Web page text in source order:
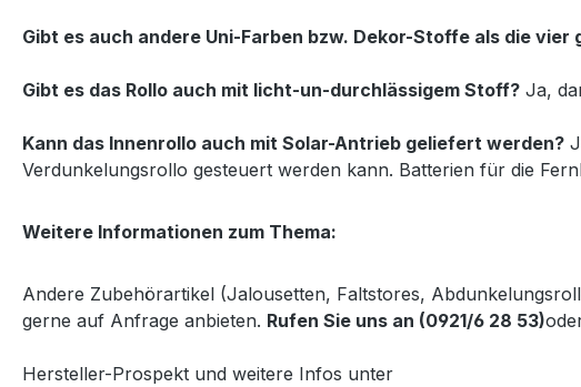
Gibt es auch andere Uni-Farben bzw. Dekor-Stoffe als die vier
Gibt es das Rollo auch mit licht-un-durchlässigem Stoff? Ja,
Kann das Innenrollo auch mit Solar-Antrieb geliefert werden?
Verdunkelungsrollo gesteuert werden kann. Batterien für die
Weitere Informationen zum Thema:
Andere Zubehörartikel (Jalousetten, Faltstores,
gerne auf Anfrage anbieten. Rufen Sie uns an (0921/6 28 53)
Hersteller-Prospekt und weitere Infos unter